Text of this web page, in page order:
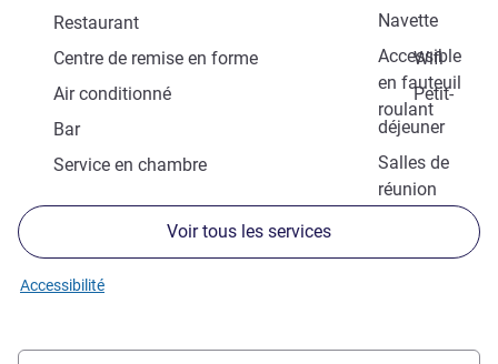
Navette
Restaurant
Accessible
en fauteuil
roulant
Centre de remise en forme
Wifi
Air conditionné
Petit-
déjeuner
Bar
Salles de
réunion
Service en chambre
Voir tous les services
Accessibilité